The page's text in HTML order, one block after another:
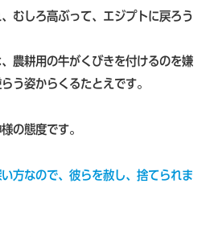
むしろ高ぶって、エジプトに戻ろう
、農耕用の牛がくびきを付けるのを嫌
う姿からくるたとえです。
の態度です。
方なので、彼らを赦し、捨てられま